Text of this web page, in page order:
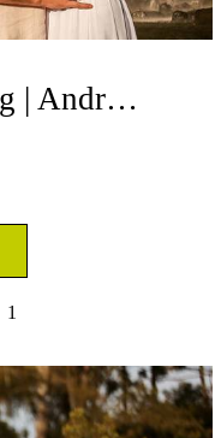
Ensaio Pre Wedding | Andre e Laisla|Cachoeira da Mariquinha
1